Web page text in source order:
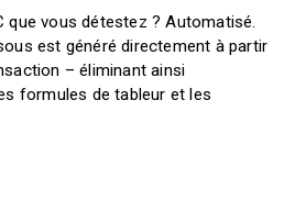
que vous détestez ? Automatisé.
est généré directement à partir
– éliminant ainsi
formules de tableur et les